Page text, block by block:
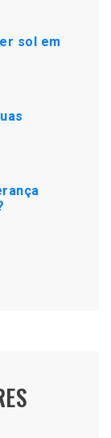
sol em